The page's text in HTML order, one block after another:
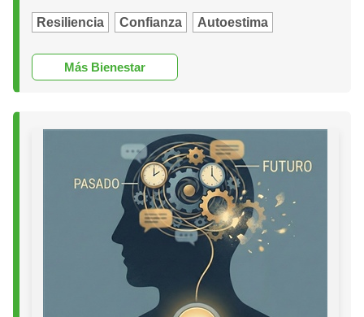
Resiliencia Confianza Autoestima
Más Bienestar